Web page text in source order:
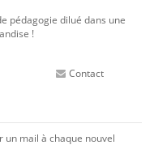
pédagogie dilué dans une
!
Contact
un mail à chaque nouvel